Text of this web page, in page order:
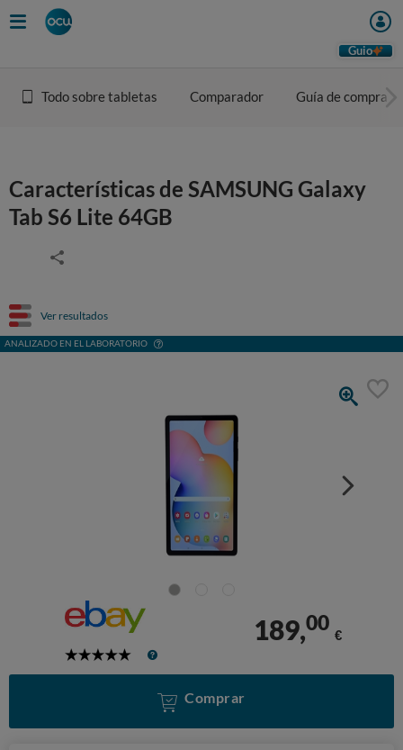
Guio
Todo sobre tabletas Comparador Guía de compra
Características de SAMSUNG Galaxy
Tab S6 Lite 64GB
Ver resultados
ANALIZADO EN EL LABORATORIO
5
189,00
€
Comprar